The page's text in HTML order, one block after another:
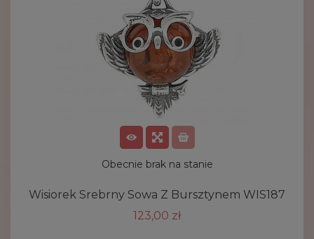
Obecnie brak na stanie
Wisiorek Srebrny Sowa Z Bursztynem WIS187
123,00 zł